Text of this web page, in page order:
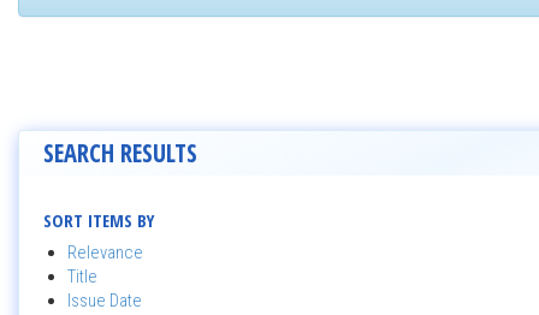
SEARCH RESULTS
SORT ITEMS BY
Relevance
Title
Issue Date